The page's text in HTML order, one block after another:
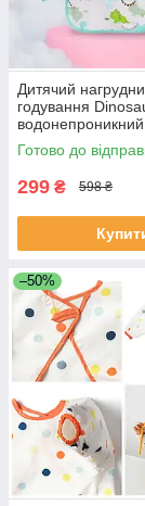
Дитячий
годування
водонепроникний
фартух-накидка
Готово до
299 ₴ 598 ₴
–50%